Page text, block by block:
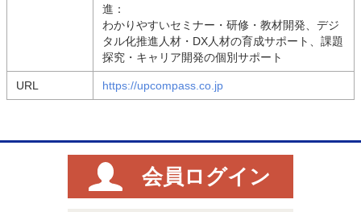
進：
わかりやすいセミナー・研修・教材開発、デジ
タル化推進人材・DX人材の育成サポート、課題
探究・キャリア開発の個別サポート
URL https://upcompass.co.jp
会員ログイン